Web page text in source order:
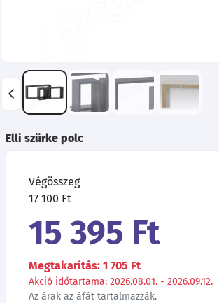
Elli szürke polc
Végösszeg
17 100 Ft
15 395 Ft
Megtakarítás: 1 705 Ft
Akció időtartama: 2026.08.01. - 2026.09.12.
Az árak az áfát tartalmazzák.